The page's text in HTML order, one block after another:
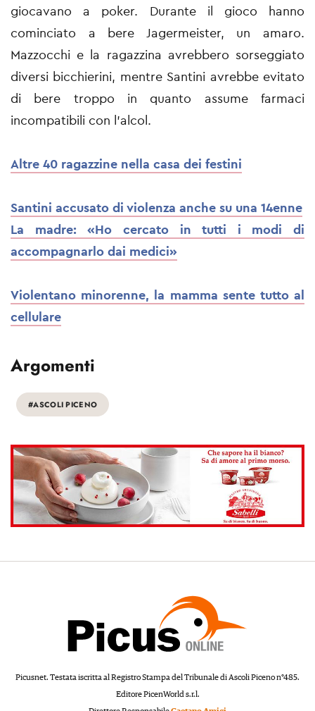
giocavano a poker. Durante il gioco hanno
cominciato a bere Jagermeister, un amaro.
Mazzocchi e la ragazzina avrebbero sorseggiato
diversi bicchierini, mentre Santini avrebbe evitato
di bere troppo in quanto assume farmaci
incompatibili con l'alcol.
Altre 40 ragazzine nella casa dei festini
Santini accusato di violenza anche su una 14enne
La madre: «Ho cercato in tutti i modi di
accompagnarlo dai medici»
Violentano minorenne, la mamma sente tutto al
cellulare
Argomenti
#ASCOLI PICENO
Picusnet. Testata iscritta al Registro Stampa del Tribunale di Ascoli Piceno n°485.
Editore PicenWorld s.r.l.